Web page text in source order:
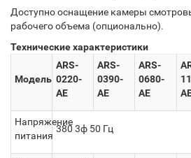
Доступно оснащение камеры
рабочего объема (опционально).
Технические характеристики
Модель
ARS-
0220-
AE
ARS-
0390-
AE
ARS-
0680-
AE
Напряжение
питания
380 3ф 50 Гц